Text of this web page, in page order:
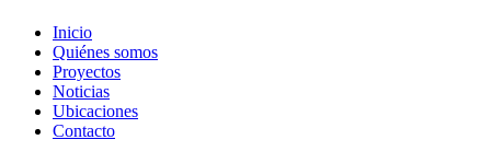
Inicio
Quiénes somos
Proyectos
Noticias
Ubicaciones
Contacto